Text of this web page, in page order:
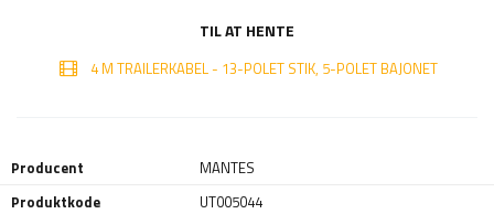
TIL AT HENTE
4 M TRAILERKABEL - 13-POLET STIK, 5-POLET BAJONET
Producent
MANTES
Produktkode
UT005044